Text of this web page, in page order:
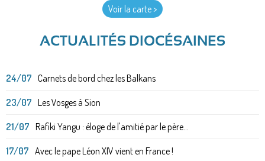
Voir la carte >
ACTUALITÉS DIOCÉSAINES
24/07 Carnets de bord chez les Balkans
23/07 Les Vosges à Sion
21/07 Rafiki Yangu : éloge de l'amitié par le père...
17/07 Avec le pape Léon XIV vient en France !